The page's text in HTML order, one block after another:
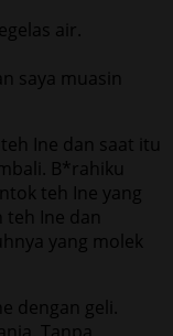
air.
saya muasin
Ine dan saat itu
B*rahiku
teh Ine yang
teh Ine dan
yang molek
dengan geli.